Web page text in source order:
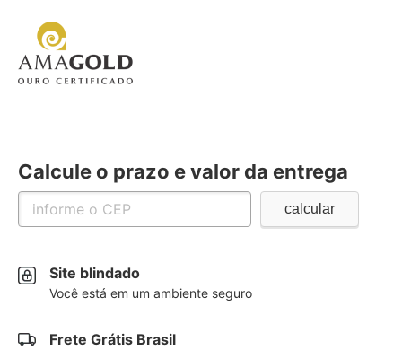
Calcule o prazo e valor da entrega
Site blindado
Você está em um ambiente seguro
Frete Grátis Brasil